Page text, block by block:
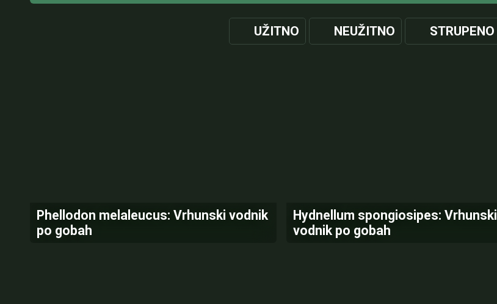
UŽITNO NEUŽITNO STRUPENO
Phellodon melaleucus: Vrhunski vodnik
po gobah
Hydnellum spongiosipes: Vrhunski
vodnik po gobah